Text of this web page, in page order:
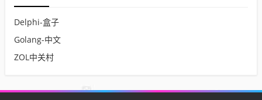
Delphi-盒子
Golang-中文
ZOL中关村